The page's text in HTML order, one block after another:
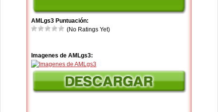
AMLgs3 Puntuación:
(No Ratings Yet)
Imagenes de AMLgs3: